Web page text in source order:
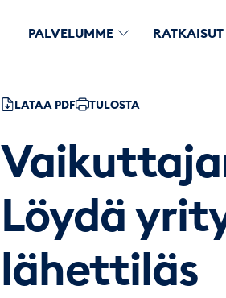
PALVELUMME RATKAISUT
LATAA PDF TULOSTA
Löydä
lähettiläs